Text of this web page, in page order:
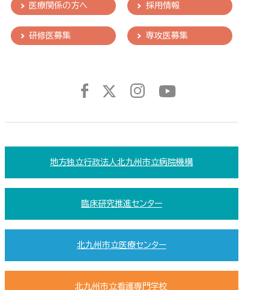
医療関係の方へ 採用情報
研修医募集 専攻医募集
地方独立行政法人北九州市立病院機構
臨床研究推進センター
北九州市立医療センター
北九州市立看護専門学校